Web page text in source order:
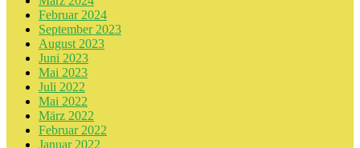
Februar 2024
September 2023
August 2023
Juni 2023
Mai 2023
Juli 2022
Mai 2022
März 2022
Februar 2022
Januar 2022